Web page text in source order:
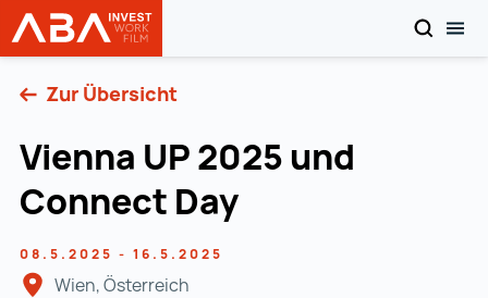
Startseite | INVEST in AUSTRIA
SUCHEN
Zur Übersicht
Vienna UP 2025 und
Connect Day
08.5.2025 - 16.5.2025
Wien, Österreich